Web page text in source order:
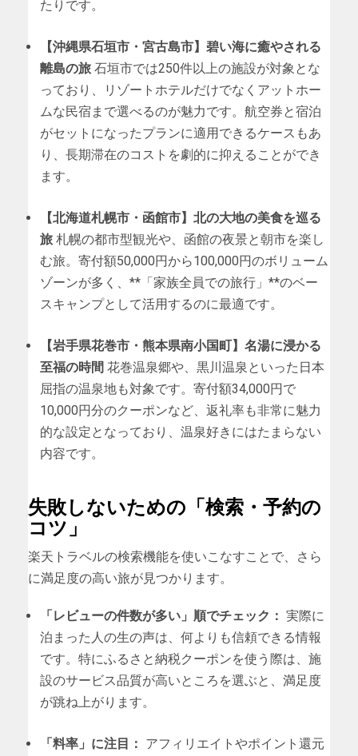
たりです。
【沖縄県石垣市・宮古島市】碧い海に癒やされる
離島の旅 石垣市では250件以上の施設が対象とな
っており、リゾートホテルだけでなくアットホー
ムな民宿まで選べるのが魅力です。航空券と宿泊
がセットになったプランに適用できるケースもあ
り、長期滞在のコストを劇的に抑えることができ
ます。
【北海道札幌市・函館市】北の大地の美食を巡る
旅 札幌の都市型観光や、函館の夜景と朝市を楽し
む旅。寄付額50,000円から100,000円のボリューム
ゾーンが多く、**「家族全員での旅行」**のベー
スキャンプとして活用するのに最適です。
【岩手県花巻市・熊本県南小国町】名湯に浸かる
至福の時間 花巻温泉郷や、黒川温泉といった日本
屈指の温泉地も対象です。寄付額34,000円で
10,000円分のクーポンなど、返礼率も非常に魅力
的な設定となっており、温泉好きにはたまらない
内容です。
失敗しないための「検索・予約の
コツ」
楽天トラベルの検索機能を使いこなすことで、さら
に満足度の高い旅が見つかります。
「レビューの件数が多い」順でチェック： 実際に
泊まった人の生の声は、何よりも信頼できる情報
です。特にふるさと納税クーポンを使う際は、施
設のサービス品質が高いところを選ぶと、満足度
が跳ね上がります。
「料率」に注目： アフィリエイトやポイント還元